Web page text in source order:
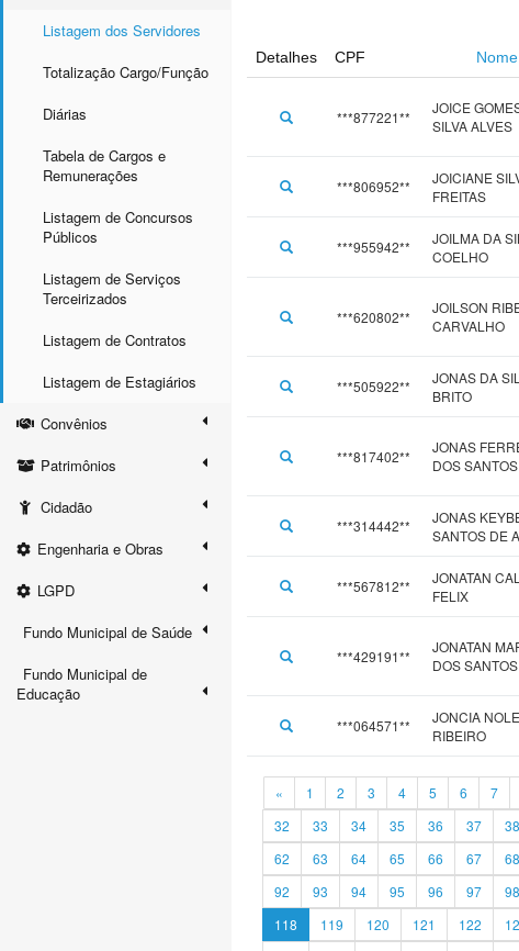
Listagem dos Servidores
Totalização Cargo/Função
Diárias
Tabela de Cargos e
Remunerações
Listagem de Concursos
Públicos
Listagem de Serviços
Terceirizados
Listagem de Contratos
Listagem de Estagiários
Convênios
Patrimônios
Cidadão
Engenharia e Obras
LGPD
Fundo Municipal de Saúde
Fundo Municipal de
Educação
Detalhes CPF Nome
***877221**
JOICE
SILVA ALVES
***806952**
JOICIANE
FREITAS
***955942**
JOILMA DA
COELHO
***620802**
JOILSON
CARVALHO
***505922**
JONAS DA
BRITO
***817402**
JONAS
DOS SANTOS
***314442**
JONAS
SANTOS DE
***567812**
JONATAN
FELIX
***429191**
JONATAN
DOS SANTOS
***064571**
JONCIA
RIBEIRO
« 1 2 3 4 5 6 7
32
33 34 35 36 37 38
62
63 64 65 66 67 68
92
93 94 95 96 97 98
118
119 120 121 122